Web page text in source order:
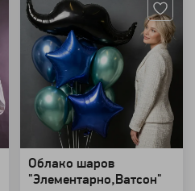
Облако шаров
"Элементарно,Ватсон"